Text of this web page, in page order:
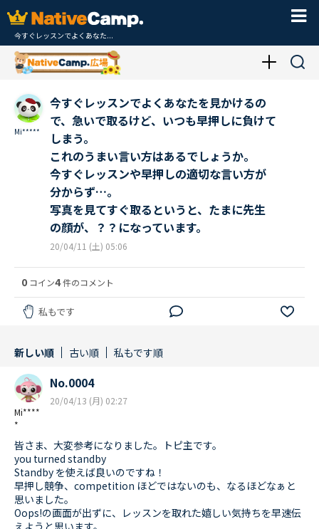
今すぐレッスンでよくあなた...
Mi*****
今すぐレッスンでよくあなたを見かけるの
で、急いで取るけど、いつも早押しに負けて
しまう。
これのうまい言い方はあるでしょうか。
今すぐレッスンや早押しの適切な言い方が
分からず…。
写真を見てすぐ取るというと、たまに先生
の顔が、？？になっています。
20/04/11 (土) 05:06
0 コイン4件のコメント
私もです
新しい順 古い順 私もです順
Mi****
*
No.0004
20/04/13 (月) 02:27
皆さま、大変参考になりました。トピ主です。
you turned standby
Standby を使えば良いのですね！
早押し競争、competition ほどではないのも、なるほどなぁと
思いました。
Oops!の画面が出ずに、レッスンを取れた嬉しい気持ちを早速伝